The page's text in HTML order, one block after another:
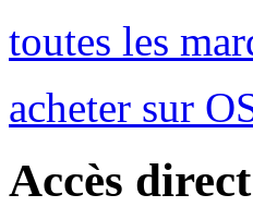
toutes les
acheter sur
Accès direct